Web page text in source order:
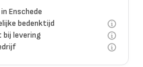
Enschede
bedenktijd
levering